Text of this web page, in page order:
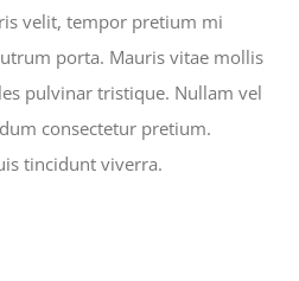
velit, tempor pretium mi
porta. Mauris vitae mollis
pulvinar tristique. Nullam vel
consectetur pretium.
tincidunt viverra.